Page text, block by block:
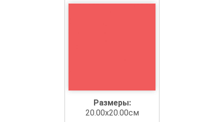
Размеры:
20.00x20.00см